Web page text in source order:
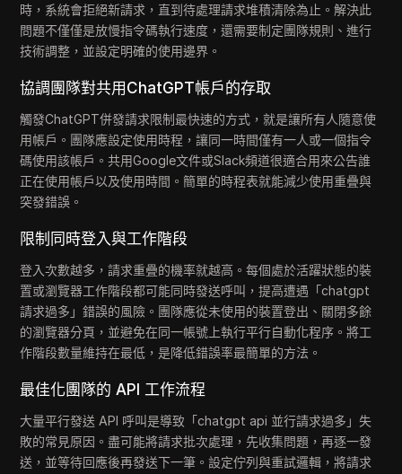
時，系統會拒絕新請求，直到待處理請求堆積清除為止。解決此
問題不僅僅是放慢指令碼執行速度，還需要制定團隊規則、進行
技術調整，並設定明確的使用邊界。
協調團隊對共用ChatGPT帳戶的存取
觸發ChatGPT併發請求限制最快速的方式，就是讓所有人隨意使
用帳戶。團隊應設定使用時程，讓同一時間僅有一人或一個指令
碼使用該帳戶。共用Google文件或Slack頻道很適合用來公告誰
正在使用帳戶以及使用時間。簡單的時程表就能減少使用重疊與
突發錯誤。
限制同時登入與工作階段
登入次數越多，請求重疊的機率就越高。每個處於活躍狀態的裝
置或瀏覽器工作階段都可能同時發送呼叫，提高遭遇「chatgpt
請求過多」錯誤的風險。團隊應從未使用的裝置登出、關閉多餘
的瀏覽器分頁，並避免在同一帳號上執行平行自動化程序。將工
作階段數量維持在最低，是降低錯誤率最簡單的方法。
最佳化團隊的 API 工作流程
大量平行發送 API 呼叫是導致「chatgpt api 並行請求過多」失
敗的常見原因。盡可能將請求批次處理，先收集問題，再逐一發
送，並等待回應後再發送下一筆。設定佇列與重試邏輯，將請求